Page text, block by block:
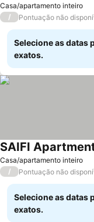
Casa/apartamento inteiro
/ Pontuação não
Selecione as datas
exatos.
Casa/apartamento inteiro
SAIFI
/ Pontuação não
Selecione as datas
exatos.